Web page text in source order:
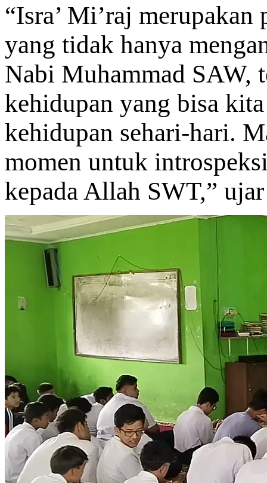
“Isra’ Mi’raj
yang tidak hanya
Nabi Muhammad SAW,
kehidupan yang bisa
kehidupan sehari-hari.
momen untuk
kepada Allah SWT,”